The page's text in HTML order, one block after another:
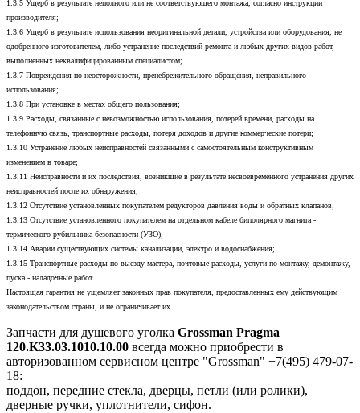
1.3.5 Ущерб в результате неполного или не соответствующего монтажа, согласно инструкции
производителя;
1.3.6 Ущерб в результате использования неоригинальной детали, устройства или оборудования, не
одобренного изготовителем, либо устранение последствий ремонта и любых других видов работ,
выполненных неквалифицированным специалистом;
1.3.7 Повреждения по неосторожности, пренебрежительного обращения, неправильного
использования;
1.3.8 При установке в местах общего пользования;
1.3.9 Расходы, связанные с невозможностью использования, потерей времени, расходы на
телефонную связь, транспортные расходы, потеря доходов и другие коммерческие потери;
1.3.10 Устранение любых неисправностей связанными с самостоятельным конструктивным
изменением в товаре;
1.3.11 Неисправности и их последствия, возникшие в результате несвоевременного устранения других
неисправностей после их обнаружения;
1.3.12 Отсутствие установленных покупателем редукторов давления воды и обратных клапанов;
1.3.13 Отсутствие установленного покупателем на отдельном кабеле биполярного магнита -
термического рубильника безопасности (УЗО);
1.3.14 Аварии существующих системы канализации, электро и водоснабжения;
1.3.15 Транспортные расходы по выезду мастера, почтовые расходы, услуги по монтажу, демонтажу,
пуска - наладочные работ.
Настоящая гарантия не ущемляет законных прав покупателя, предоставленных ему действующим
законодательством страны, и не ограничивает их.
Запчасти для душевого уголка Grossman Pragma
120.K33.03.1010.10.00 всегда можно приобрести в
авторизованном сервисном центре "Grossman" +7(495) 479-07-
18:
поддон, передние стекла, дверцы, петли (или ролики),
дверные ручки, уплотнители, сифон.